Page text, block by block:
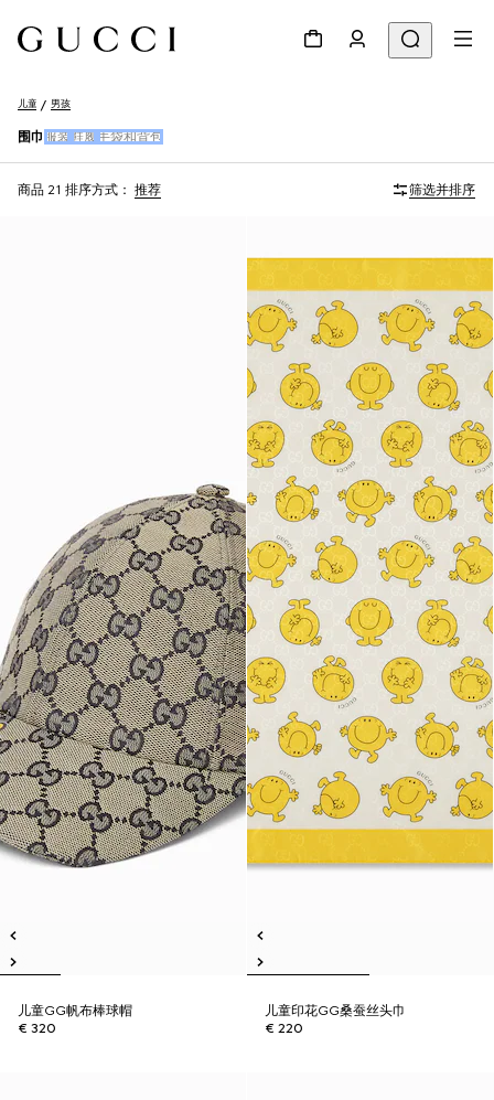
儿童 男孩
围巾 服装 鞋履 手袋和背包
商品 21 排序方式： 推荐 筛选并排序
儿童GG帆布棒球帽
€ 320
儿童印花GG桑蚕丝头巾
€ 220